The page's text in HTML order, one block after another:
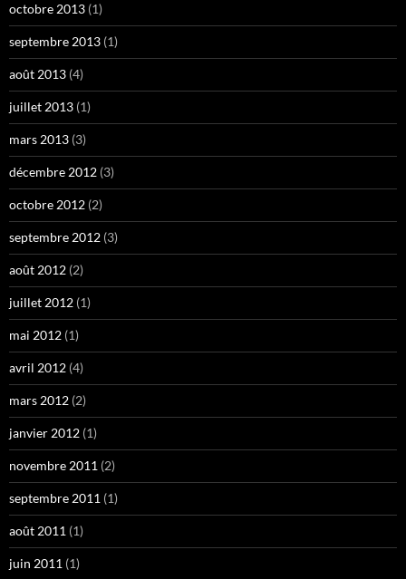
octobre 2013 (1)
septembre 2013 (1)
août 2013 (4)
juillet 2013 (1)
mars 2013 (3)
décembre 2012 (3)
octobre 2012 (2)
septembre 2012 (3)
août 2012 (2)
juillet 2012 (1)
mai 2012 (1)
avril 2012 (4)
mars 2012 (2)
janvier 2012 (1)
novembre 2011 (2)
septembre 2011 (1)
août 2011 (1)
juin 2011 (1)